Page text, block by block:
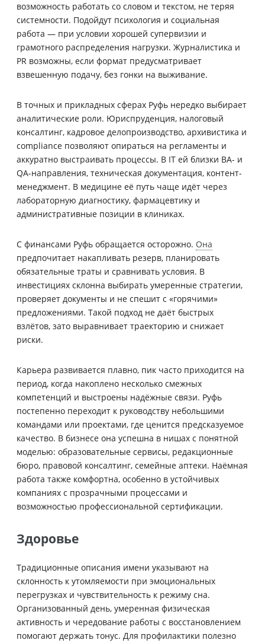
возможность работать со словом и текстом, не теряя
системности. Подойдут психология и социальная
работа — при условии хорошей супервизии и
грамотного распределения нагрузки. Журналистика и
PR возможны, если формат предусматривает
взвешенную подачу, без гонки на выживание.
В точных и прикладных сферах Руфь нередко выбирает
аналитические роли. Юриспруденция, налоговый
консалтинг, кадровое делопроизводство, архивистика и
compliance позволяют опираться на регламенты и
аккуратно выстраивать процессы. В IT ей близки BA- и
QA-направления, техническая документация, контент-
менеджмент. В медицине её путь чаще идёт через
лабораторную диагностику, фармацевтику и
административные позиции в клиниках.
С финансами Руфь обращается осторожно. Она
предпочитает накапливать резерв, планировать
обязательные траты и сравнивать условия. В
инвестициях склонна выбирать умеренные стратегии,
проверяет документы и не спешит с «горячими»
предложениями. Такой подход не даёт быстрых
взлётов, зато выравнивает траекторию и снижает
риски.
Карьера развивается плавно, пик часто приходится на
период, когда накоплено несколько смежных
компетенций и выстроены надёжные связи. Руфь
постепенно переходит к руководству небольшими
командами или проектами, где ценится предсказуемое
качество. В бизнесе она успешна в нишах с понятной
моделью: образовательные сервисы, редакционные
бюро, правовой консалтинг, семейные аптеки. Наёмная
работа также комфортна, особенно в устойчивых
компаниях с прозрачными процессами и
возможностью профессиональной сертификации.
Здоровье
Традиционные описания имени указывают на
склонность к утомляемости при эмоциональных
перегрузках и чувствительность к режиму сна.
Организованный день, умеренная физическая
активность и чередование работы с восстановлением
помогают держать тонус. Для профилактики полезно